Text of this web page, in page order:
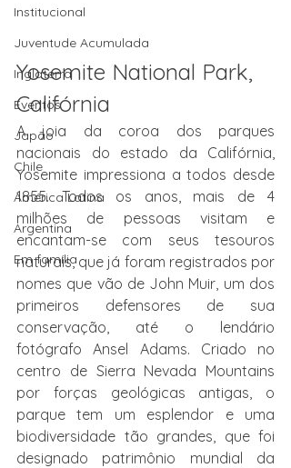
Institucional
Juventude Acumulada
Inglaterra
Eventos
Japão
Chile
América Latina
Argentina
Em família
Yosemite National Park,
Califórnia
A joia da coroa dos parques
nacionais do estado da Califórnia,
Yosemite impressiona a todos desde
1855. Todos os anos, mais de 4
milhões de pessoas visitam e
encantam-se com seus tesouros
naturais, que já foram registrados por
nomes que vão de John Muir, um dos
primeiros defensores de sua
conservação, até o lendário
fotógrafo Ansel Adams. Criado no
centro de Sierra Nevada Mountains
por forças geológicas antigas, o
parque tem um esplendor e uma
biodiversidade tão grandes, que foi
designado patrimônio mundial da